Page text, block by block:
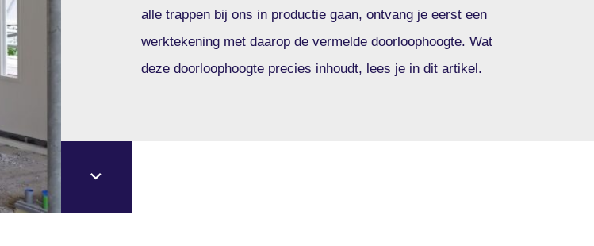
alle trappen bij ons in productie gaan, ontvang je eerst een
werktekening met daarop de vermelde doorloophoogte. Wat
deze doorloophoogte precies inhoudt, lees je in dit artikel.